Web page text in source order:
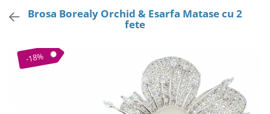
Coliere
Tiare
Brosa Borealy Orchid & Esarfa Matase cu 2
fete
-18%